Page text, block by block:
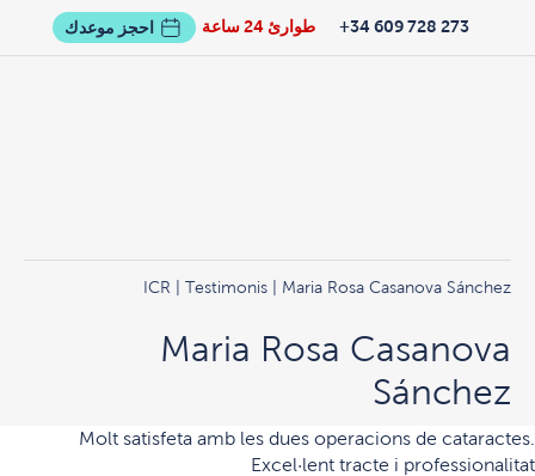
طوارئ 24 ساعة 273 728 609 34+ احجز موعدك
ICR Testimonis | Maria Rosa Casanova Sánchez
Maria Rosa Casanova
Sánchez
Molt satisfeta amb les dues operacions de cataractes.
Excel·lent tracte i professionalitat